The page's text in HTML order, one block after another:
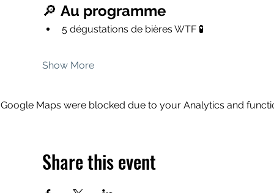
🔎 Au programme
5 dégustations de bières WTF 🧪
Show More
Google Maps were blocked due to your Analytics and
Share this event